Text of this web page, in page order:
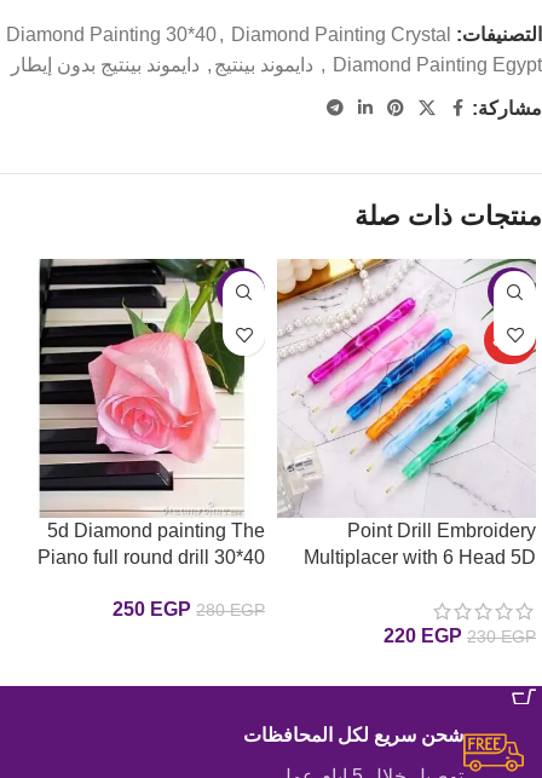
التصنيفات: Diamond Painting 30*40, Diamond Painting Crystal
, Diamond Painting Egypt دايموند بينتيج , دايموند بينتيج بدون إيطار
مشاركة:
منتجات ذات صلة
-4%
حصري
Point Drill Embroidery
Multiplacer with 6 Head 5D
قلم مزدوج ملون مع 6 رؤس
230EGP
220 EGP
-11%
5d Diamond painting The
Piano full round drill 30*40
280EGP
250 EGP
شحن سريع لكل المحافظات